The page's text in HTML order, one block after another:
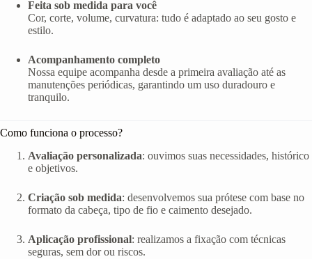
Feita sob medida para você
Cor, corte, volume, curvatura: tudo é adaptado ao seu gosto e
estilo.
Acompanhamento completo
Nossa equipe acompanha desde a primeira avaliação até as
manutenções periódicas, garantindo um uso duradouro e
tranquilo.
Como funciona o processo?
Avaliação personalizada: ouvimos suas necessidades, histórico
e objetivos.
Criação sob medida: desenvolvemos sua prótese com base no
formato da cabeça, tipo de fio e caimento desejado.
Aplicação profissional: realizamos a fixação com técnicas
seguras, sem dor ou riscos.